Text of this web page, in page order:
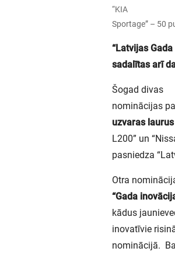
“KIA
Sportage” – 50
“Latvijas
sadalītas arī
Šogad divas
nominācijas
uzvaras laurus
L200” un
pasniedza
Otra
“Gada
kādus
inovatīvie
nominācijā.